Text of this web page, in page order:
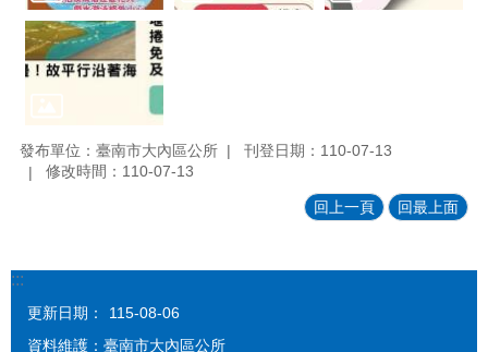
發布單位：臺南市大內區公所
刊登日期：110-07-13
修改時間：110-07-13
回上一頁 回最上面
:::
更新日期：
115-08-06
資料維護：臺南市大內區公所